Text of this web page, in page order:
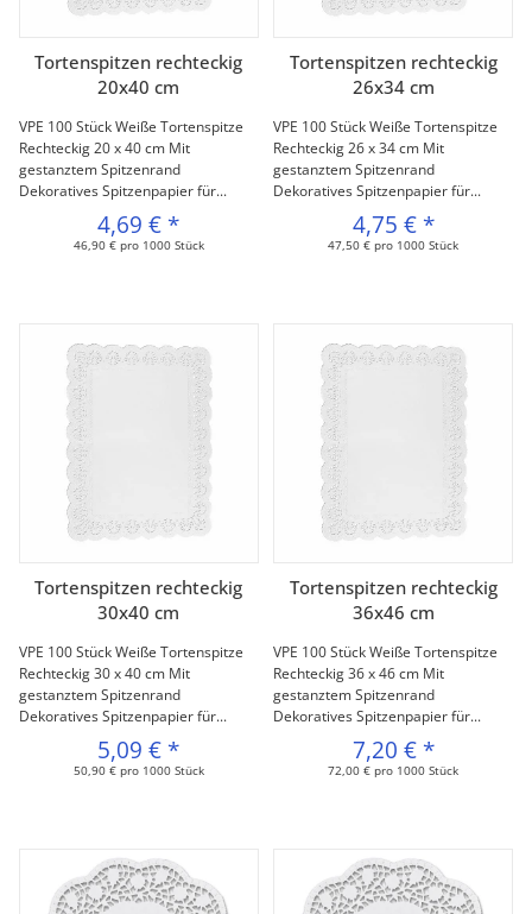
Tortenspitzen rechteckig
20x40 cm
VPE 100 Stück Weiße Tortenspitze
Rechteckig 20 x 40 cm Mit
gestanztem Spitzenrand
Dekoratives Spitzenpapier für...
4,69 € *
46,90 € pro 1000 Stück
Tortenspitzen rechteckig
26x34 cm
VPE 100 Stück Weiße Tortenspitze
Rechteckig 26 x 34 cm Mit
gestanztem Spitzenrand
Dekoratives Spitzenpapier für...
4,75 € *
47,50 € pro 1000 Stück
Tortenspitzen rechteckig
30x40 cm
VPE 100 Stück Weiße Tortenspitze
Rechteckig 30 x 40 cm Mit
gestanztem Spitzenrand
Dekoratives Spitzenpapier für...
5,09 € *
50,90 € pro 1000 Stück
Tortenspitzen rechteckig
36x46 cm
VPE 100 Stück Weiße Tortenspitze
Rechteckig 36 x 46 cm Mit
gestanztem Spitzenrand
Dekoratives Spitzenpapier für...
7,20 € *
72,00 € pro 1000 Stück